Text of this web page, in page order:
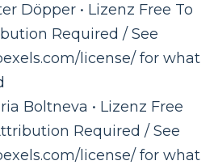
Döpper • Lizenz Free To
Required / See
license/ for what
Boltneva • Lizenz Free
Required / See
license/ for what